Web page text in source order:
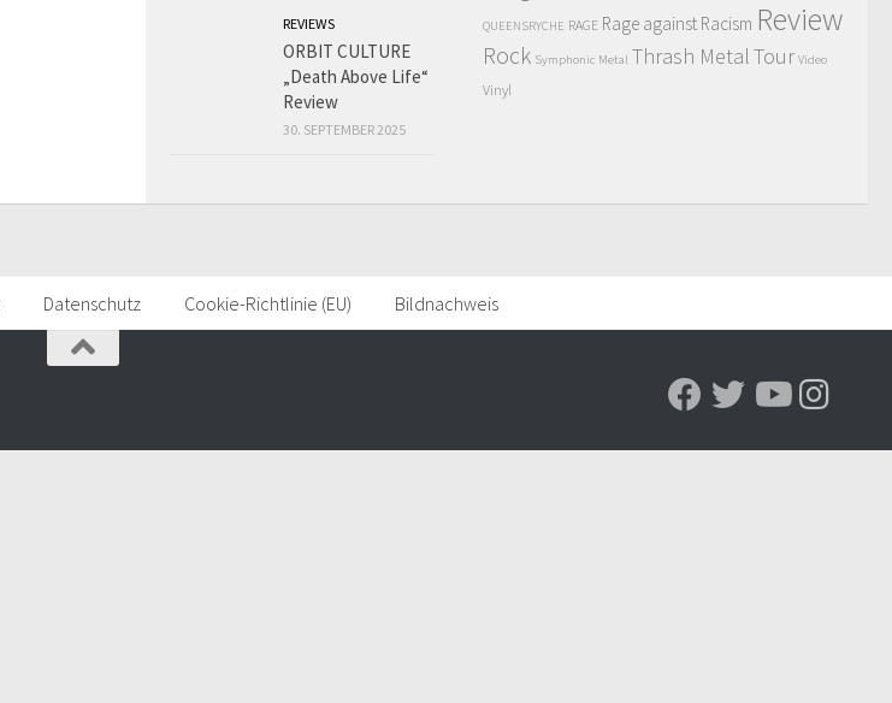
QUEENSRYCHE RAGE Rage against Racism Review
Rock Symphonic Metal Thrash MetalTour Video
Vinyl
REVIEWS
ORBIT CULTURE
„Death Above Life“
Review
30. SEPTEMBER 2025
Datenschutz Cookie-Richtlinie (EU) Bildnachweis